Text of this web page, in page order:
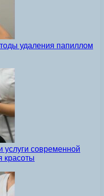
удаления папиллом
современной
красоты